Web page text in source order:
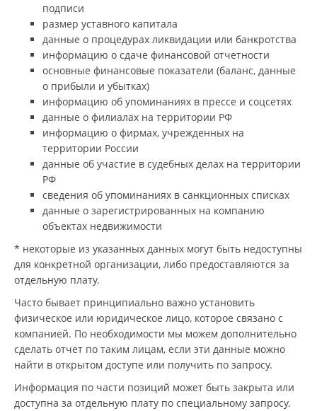
подписи
размер уставного капитала
данные о процедурах ликвидации или банкротства
информацию о сдаче финансовой отчетности
основные финансовые показатели (баланс, данные
о прибыли и убытках)
информацию об упоминаниях в прессе и соцсетях
данные о филиалах на территории РФ
информацию о фирмах, учрежденных на
территории России
данные об участие в судебных делах на территории
РФ
сведения об упоминаниях в санкционных списках
данные о зарегистрированных на компанию
объектах недвижимости
* некоторые из указанных данных могут быть недоступны
для конкретной организации, либо предоставляются за
отдельную плату.
Часто бывает принципиально важно установить
физическое или юридическое лицо, которое связано с
компанией. По необходимости мы можем дополнительно
сделать отчет по таким лицам, если эти данные можно
найти в открытом доступе или получить по запросу.
Информация по части позиций может быть закрыта или
доступна за отдельную плату по специальному запросу.